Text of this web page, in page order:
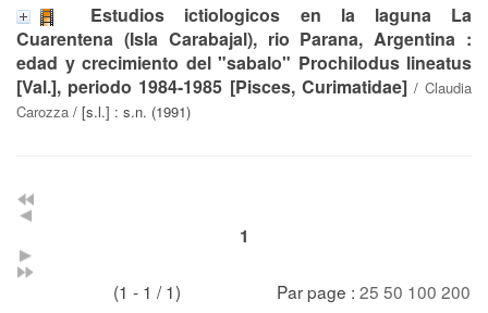
Estudios ictiologicos en la laguna La
Cuarentena (Isla Carabajal), rio Parana, Argentina :
edad y crecimiento del "sabalo" Prochilodus lineatus
[Val.], periodo 1984-1985 [Pisces, Curimatidae]/Claudia
Carozza / [s.l.] : s.n. (1991)
1
(1 - 1 / 1) Par page : 25 50 100 200